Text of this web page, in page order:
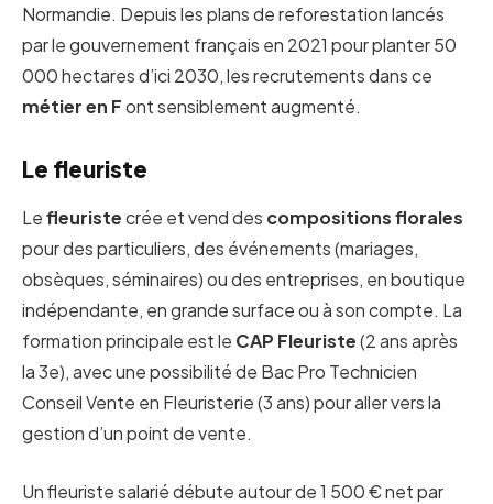
Normandie. Depuis les plans de reforestation lancés
par le gouvernement français en 2021 pour planter 50
000 hectares d’ici 2030, les recrutements dans ce
métier en Font sensiblement augmenté.
Le fleuriste
Lefleuristecrée et vend des compositions florales
pour des particuliers, des événements (mariages,
obsèques, séminaires) ou des entreprises, en boutique
indépendante, en grande surface ou à son compte. La
formation principale est le CAP Fleuriste(2 ans après
la 3e), avec une possibilité de Bac Pro Technicien
Conseil Vente en Fleuristerie (3 ans) pour aller vers la
gestion d’un point de vente.
Un fleuriste salarié débute autour de 1 500 € net par